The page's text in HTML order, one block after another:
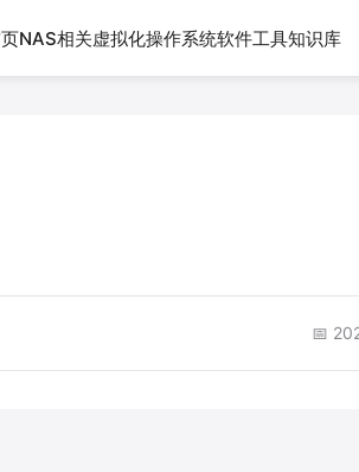
NAS相关虚拟化操作系统软件工具知识库
📅